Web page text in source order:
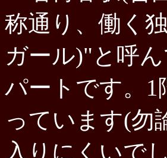
称通り、働く
ガール)"と呼
パートです。1
っています(勿
入りにくいで